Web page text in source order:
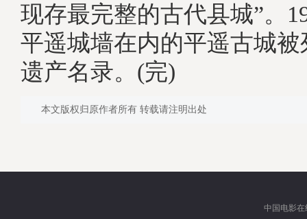
现存最完整的古代县城”。
平遥城墙在内的平遥古城
遗产名录。(完)
本文版权归原作者所有 转载请注明出处
中国电影在